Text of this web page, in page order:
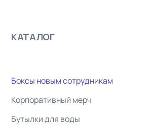
КАТАЛОГ
Боксы новым сотрудникам
Корпоративный мерч
Бутылки для воды